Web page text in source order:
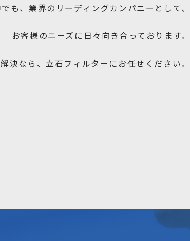
も、 業界のリーディングカンパニーとして、
お客様のニーズに日々向き合っております。
決なら、立石フィルターにお任せください。